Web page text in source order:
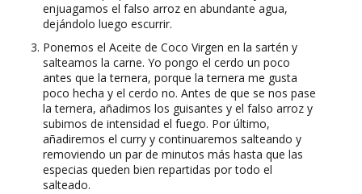
enjuagamos el falso arroz en abundante agua,
dejándolo luego escurrir.
Ponemos el Aceite de Coco Virgen en la sartén y
salteamos la carne. Yo pongo el cerdo un poco
antes que la ternera, porque la ternera me gusta
poco hecha y el cerdo no. Antes de que se nos pase
la ternera, añadimos los guisantes y el falso arroz y
subimos de intensidad el fuego. Por último,
añadiremos el curry y continuaremos salteando y
removiendo un par de minutos más hasta que las
especias queden bien repartidas por todo el
salteado.